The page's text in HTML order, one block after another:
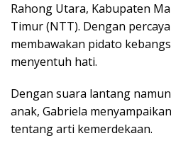
Rahong Utara, Kabupaten
Timur (NTT). Dengan
membawakan pidato
menyentuh hati.
Dengan suara lantang
anak, Gabriela
tentang arti kemerdekaan.